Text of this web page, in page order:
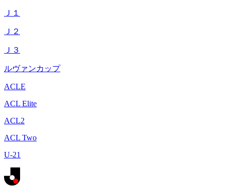
Ｊ１
Ｊ２
Ｊ３
ルヴァンカップ
ACLE
ACL Elite
ACL2
ACL Two
U-21